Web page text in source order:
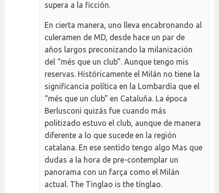
supera a la ficción.
En cierta manera, uno lleva encabronando al
culeramen de MD, desde hace un par de
años largos preconizando la milanización
del “més que un club”. Aunque tengo mis
reservas. Históricamente el Milán no tiene la
significancia política en la Lombardía que el
“més que un club” en Cataluña. La época
Berlusconi quizás fue cuando más
politizado estuvo el club, aunque de manera
diferente a lo que sucede en la región
catalana. En ese sentido tengo algo Mas que
dudas a la hora de pre-contemplar un
panorama con un farça como el Milán
actual. The Tinglao is the tínglao.